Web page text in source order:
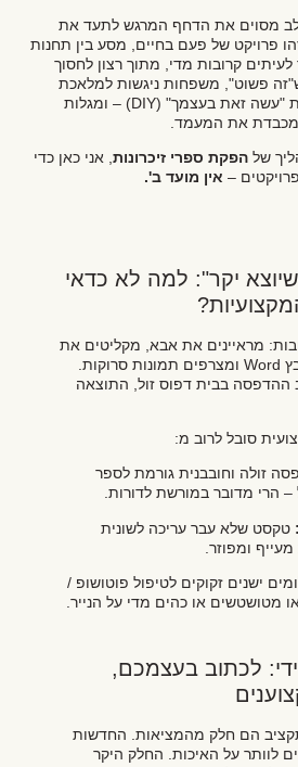
מסוים את הדחף המרגש לתעד את
זהו פרויקט של פעם בחיים, מסע בין תחנות
לעיתים קרובות מדי, מתוך רצון לחסוך
פשוט", משפחות ניגשות למלאכת
כתיבת סיפור החיים בשיטת "עשה זאת בעצמך" (DIY) – ומגלות
את המעמד.
של הפקת ספרי זיכרונות , אני כאן כדי
– אין מועד ב'.
יקר": למה לא כדאי
מראיינים את אבא, מקליטים את
אמא, מתמללים לקובץ Word ומצרפים תמונות סרוקות.
ההדפסה בבית דפוס זול, התוצאה
סובל לרוב מ:
זולה וחובבנית גורמת לספר
הרי מדובר במורשת לדורות.
טקסט שלא עבר עריכה לשונית
ומפוזר.
ישנים זקוקים לטיפול פוטושופ /
לכתוב בעצמכם,
תקציב הם חלק מהמציאות. החדשות
לוותר על האיכות. החלק היקר